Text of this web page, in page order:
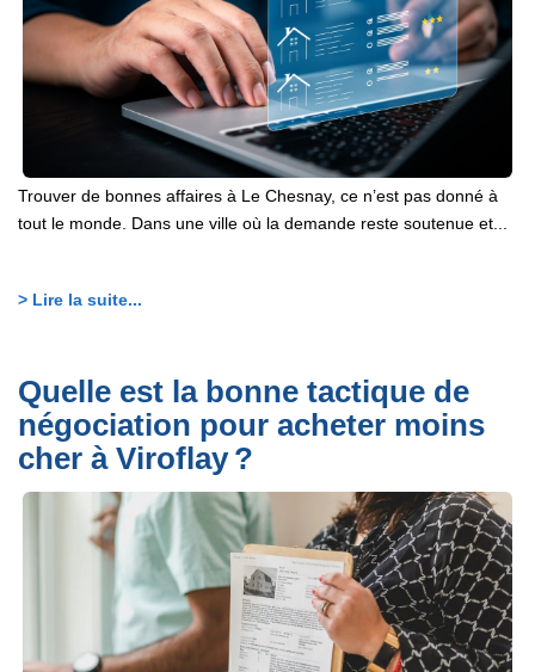
Trouver de bonnes affaires à Le Chesnay, ce n’est pas donné à
tout le monde. Dans une ville où la demande reste soutenue et...
> Lire la suite...
Quelle est la bonne tactique de
négociation pour acheter moins
cher à Viroflay ?